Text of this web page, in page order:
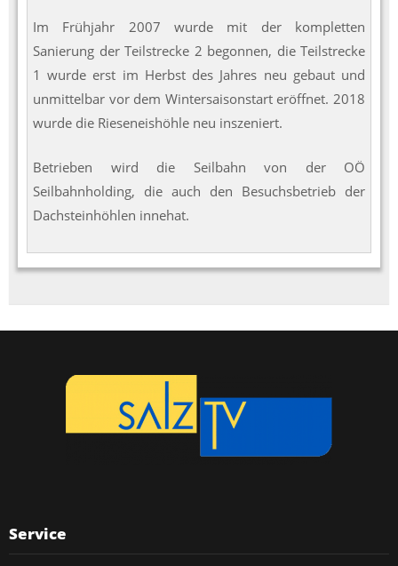
Im Frühjahr 2007 wurde mit der kompletten
Sanierung der Teilstrecke 2 begonnen, die Teilstrecke
1 wurde erst im Herbst des Jahres neu gebaut und
unmittelbar vor dem Wintersaisonstart eröffnet. 2018
wurde die Rieseneishöhle neu inszeniert.
Betrieben wird die Seilbahn von der OÖ
Seilbahnholding, die auch den Besuchsbetrieb der
Dachsteinhöhlen innehat.
Service